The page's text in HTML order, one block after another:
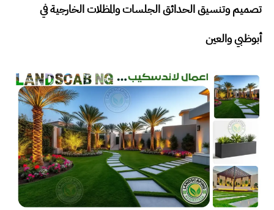
تصميم وتنسيق الحدائق الجلسات والمظلات الخارجية في
أبوظبي والعين